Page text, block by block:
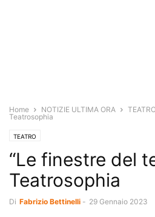
Home NOTIZIE ULTIMA ORA
Teatrosophia
TEATRO
“Le finestre del
Teatrosophia
Di Fabrizio Bettinelli - 29 Gennaio 2023